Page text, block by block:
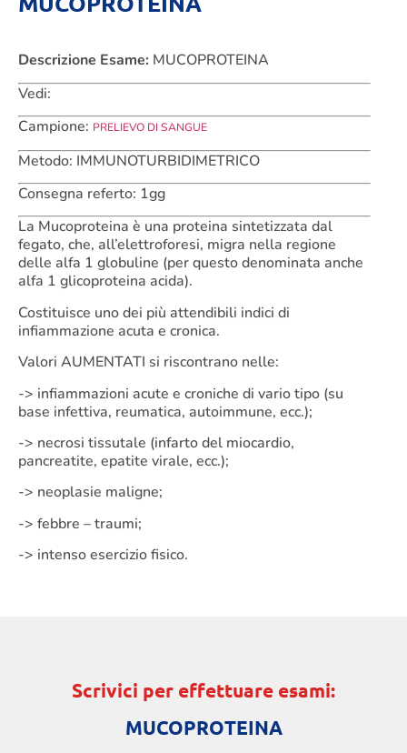
Descrizione Esame: MUCOPROTEINA
Vedi:
Campione: PRELIEVO DI SANGUE
Metodo: IMMUNOTURBIDIMETRICO
Consegna referto: 1gg
La Mucoproteina è una proteina sintetizzata dal
fegato, che, all’elettroforesi, migra nella regione
delle alfa 1 globuline (per questo denominata anche
alfa 1 glicoproteina acida).
Costituisce uno dei più attendibili indici di
infiammazione acuta e cronica.
Valori AUMENTATI si riscontrano nelle:
-> infiammazioni acute e croniche di vario tipo (su
base infettiva, reumatica, autoimmune, ecc.);
-> necrosi tissutale (infarto del miocardio,
pancreatite, epatite virale, ecc.);
-> neoplasie maligne;
-> febbre – traumi;
-> intenso esercizio fisico.
Scrivici per effettuare esami:
MUCOPROTEINA